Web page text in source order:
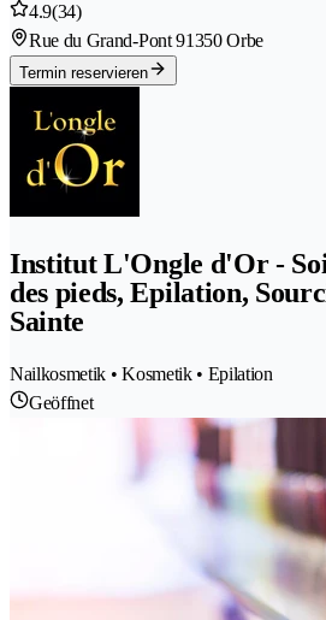
4.9(34)
Rue du Grand-Pont 91350 Orbe
Termin reservieren
Institut L'Ongle d'Or -
des pieds, Epilation,
Sainte
Nailkosmetik • Kosmetik • Epilation
Geöffnet